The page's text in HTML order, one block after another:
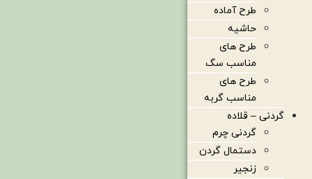
طرح آماده
حاشیه
طرح های
مناسب سگ
طرح های
مناسب گربه
گردنی – قلاده
گردنی چرم
دستمال گردن
زنجیر